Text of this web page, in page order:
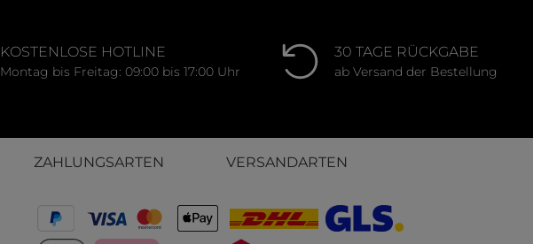
KOSTENLOSE HOTLINE
Montag bis Freitag: 09:00 bis 17:00 Uhr
30 TAGE RÜCKGABE
ab Versand der Bestellung
ZAHLUNGSARTEN VERSANDARTEN